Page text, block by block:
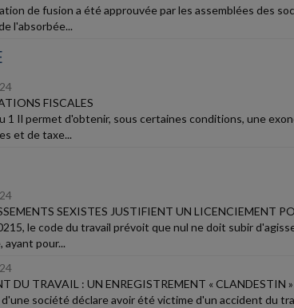
de fusion a été approuvée par les assemblées des
l'absorbée...
FISCALES
1 Il permet d'obtenir, sous certaines conditions, une
et de taxe...
SEXISTES JUSTIFIENT UN LICENCIEMENT
le code du travail prévoit que nul ne doit subir
ayant pour...
DU TRAVAIL : UN ENREGISTREMENT « CLANDESTIN
d'une société déclare avoir été victime d'un accident du